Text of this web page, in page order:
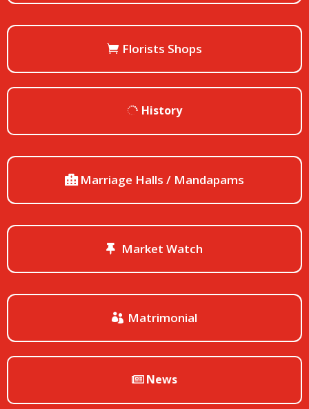
Florists Shops
History
Marriage Halls / Mandapams
Market Watch
Matrimonial
News